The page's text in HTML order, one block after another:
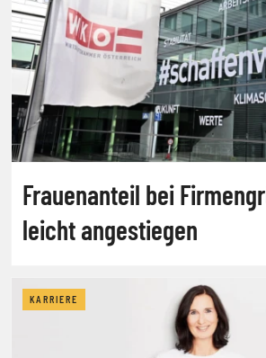
Frauenanteil bei
leicht angestiegen
KARRIERE